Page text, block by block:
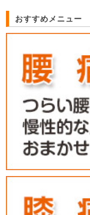
おすすめメニュー